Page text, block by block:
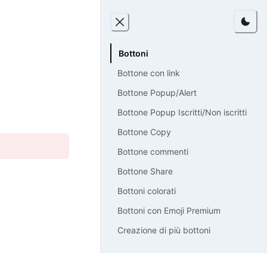
Bottoni
Bottone con link
Bottone Popup/Alert
Bottone Popup Iscritti/Non iscritti
Bottone Copy
Bottone commenti
Bottone Share
Bottoni colorati
Bottoni con Emoji Premium
Creazione di più bottoni